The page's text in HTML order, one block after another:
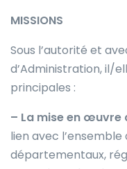
MISSIONS
Sous l’autorité et
d’Administration, il/
principales :
– La mise en œuvre
lien avec
départementaux,